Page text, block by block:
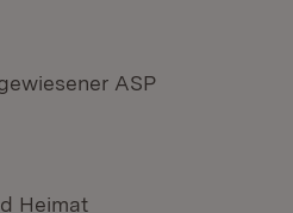
ASP
Heimat